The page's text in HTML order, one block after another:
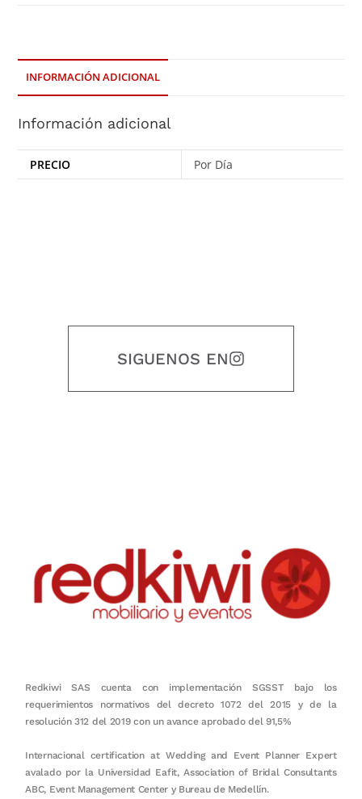
INFORMACIÓN ADICIONAL
Información adicional
PRECIO Por Día
SIGUENOS EN
Redkiwi SAS cuenta con implementación SGSST bajo los
requerimientos normativos del decreto 1072 del 2015 y de la
resolución 312 del 2019 con un avance aprobado del 91,5%
Internacional certification at Wedding and Event Planner Expert
avalado por la Universidad Eafit, Association of Bridal Consultants
ABC, Event Management Center y Bureau de Medellín.